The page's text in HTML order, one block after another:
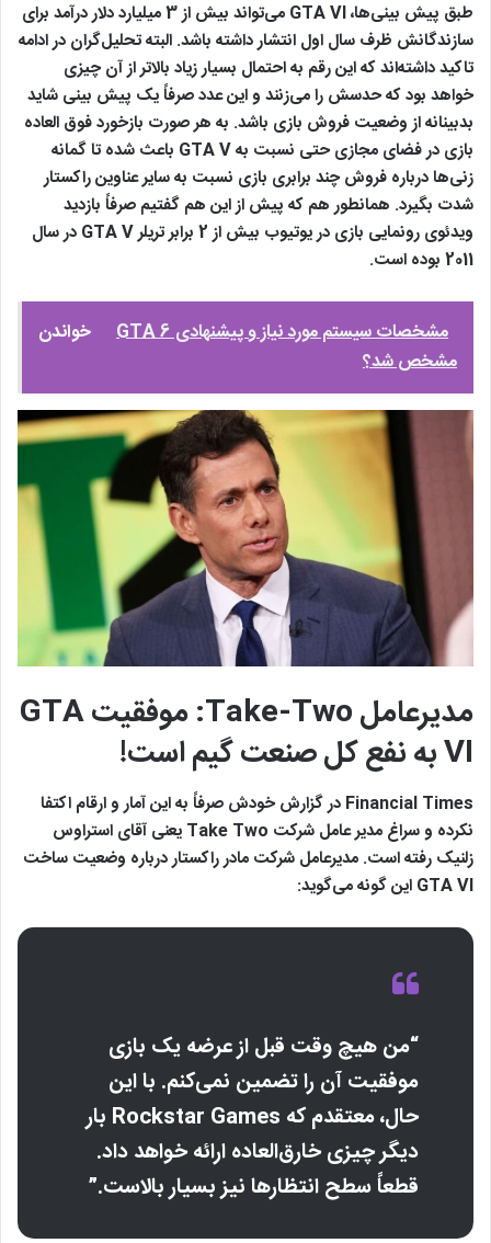
طبق پیش بینی‌ها، GTA VI می‌تواند بیش از 3 میلیارد دلار درآمد برای
سازندگانش ظرف سال اول انتشار داشته باشد. البته تحلیل‌گران در ادامه
تاکید داشته‌اند که این رقم به احتمال بسیار زیاد بالاتر از آن چیزی
خواهد بود که حدسش را می‌زنند و این عدد صرفاً یک پیش بینی شاید
بدبینانه از وضعیت فروش بازی باشد. به هر صورت بازخورد فوق العاده
بازی در فضای مجازی حتی نسبت به GTA V باعث شده تا گمانه
زنی‌ها درباره فروش چند برابری بازی نسبت به سایر عناوین راکستار
شدت بگیرد. همانطور هم که پیش از این هم گفتیم صرفاً بازدید
ویدئوی رونمایی بازی در یوتیوب بیش از 2 برابر تریلر GTA V در سال
2011 بوده است.
خواندن
مشخصات سیستم مورد نیاز و پیشنهادی GTA 6
مشخص شد؟
مدیرعامل Take-Two: موفقیت GTA
VI به نفع کل صنعت گیم است!
Financial Times در گزارش خودش صرفاً به این آمار و ارقام اکتفا
نکرده و سراغ مدیر عامل شرکت Take Two یعنی آقای استراوس
زلنیک رفته است. مدیرعامل شرکت مادر راکستار درباره وضعیت ساخت
GTA VI این گونه می‌گوید:
“من هیچ وقت قبل از عرضه یک بازی
موفقیت آن را تضمین نمی‌کنم. با این
حال، معتقدم که Rockstar Games بار
دیگر چیزی خارق‌العاده ارائه خواهد داد.
قطعاً سطح انتظارها نیز بسیار بالاست.”